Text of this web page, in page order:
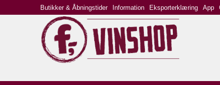
Butikker & Åbningstider Information Eksporterklæring App